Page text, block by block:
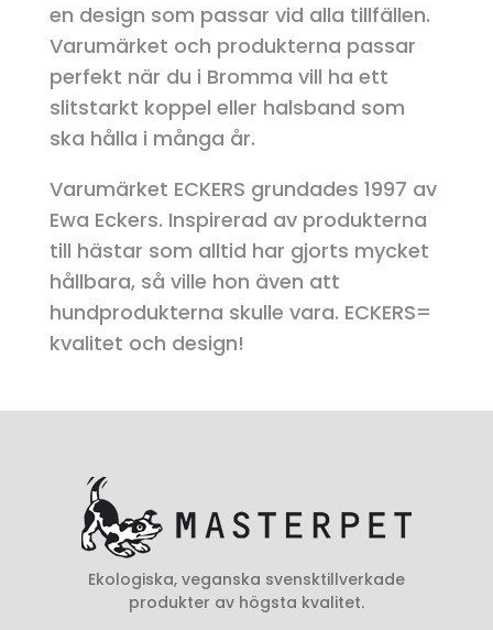
en design som passar vid alla tillfällen.
Varumärket och produkterna passar
perfekt när du i Bromma vill ha ett
slitstarkt koppel eller halsband som
ska hålla i många år.
Varumärket ECKERS grundades 1997 av
Ewa Eckers. Inspirerad av produkterna
till hästar som alltid har gjorts mycket
hållbara, så ville hon även att
hundprodukterna skulle vara. ECKERS=
kvalitet och design!
Ekologiska, veganska svensktillverkade
produkter av högsta kvalitet.